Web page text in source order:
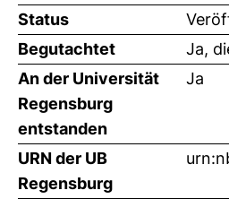
Status
Begutachtet
Ja,
An der Universität
Regensburg
entstanden
Ja
URN der UB
Regensburg